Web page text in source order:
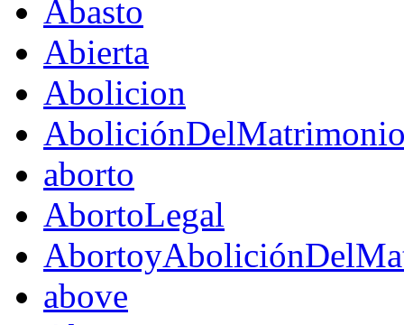
Abasto
Abierta
Abolicion
aborto
AbortoLegal
above